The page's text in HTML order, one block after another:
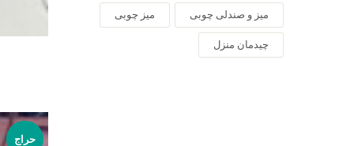
حراج
میز و صندلی چوبی میز چوبی
چیدمان منزل